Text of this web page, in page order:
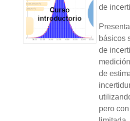
de
básicos
de
de
pero